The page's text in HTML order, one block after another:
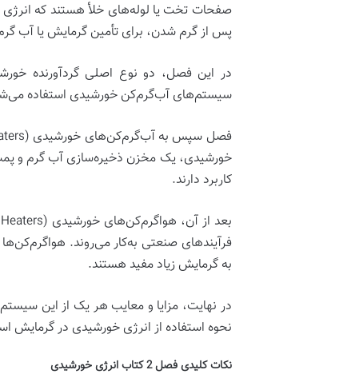
صفحات تخت یا لوله‌های خلأ هستند که
پس از گرم شدن، برای تأمین گرمایش یا آب
در این فصل، دو نوع اصلی گردآورنده
سیستم‌های آب‌گرم‌کن خورشیدی استفاده
فصل سپس بهآب‌گرم‌کن‌های خورشیدی (Solar Water Heaters)
خورشیدی، یک مخزن ذخیره‌سازی آب گرم و
کاربرد دارند.
بعد از آن، هواگرم‌کن‌های خورشیدی (Solar Air Heaters)
فرآیندهای صنعتی به‌کار می‌روند.
به گرمایش زیاد مفید هستند.
در نهایت، مزایا و معایب هر یک از این
نحوه استفاده از انرژی خورشیدی در
نکات کلیدی فصل 2 کتاب انرژی خورشیدی